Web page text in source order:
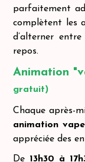
parfaitement
complètent les
d’alterner
repos.
Animation
gratuit)
Chaque après-
animation
appréciée des
De 13h30 à